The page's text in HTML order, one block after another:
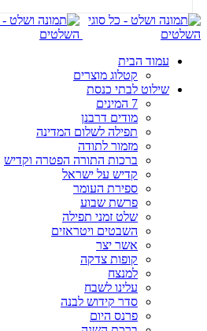
עמוד הבית
קטלוג מוצרים
שילוט לבתי כנסת
7 המינים
מודים דרבנן
תפילה לשלום המדינה
מזמור לתודה
ברכות התורה הפטרה וקדיש
קדיש על ישראל
ספירת העומר
פרשת שבוע
שלט זמני תפילה
השבטים ויטראזים
אשר יצר
קופות צדקה
למנצח
עלינו לשבח
סדר קידוש לבנה
פרנס היום